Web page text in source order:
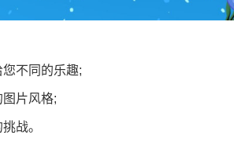
不同的乐趣;
片风格;
战。